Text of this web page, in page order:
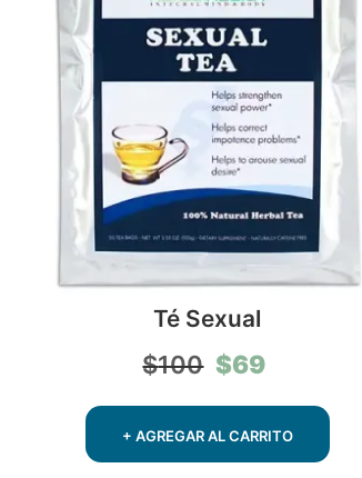
Té Sexual
$100 El
precio
original
era:
$100.
$69
actual
es:
$69.
+ AGREGAR AL CARRITO